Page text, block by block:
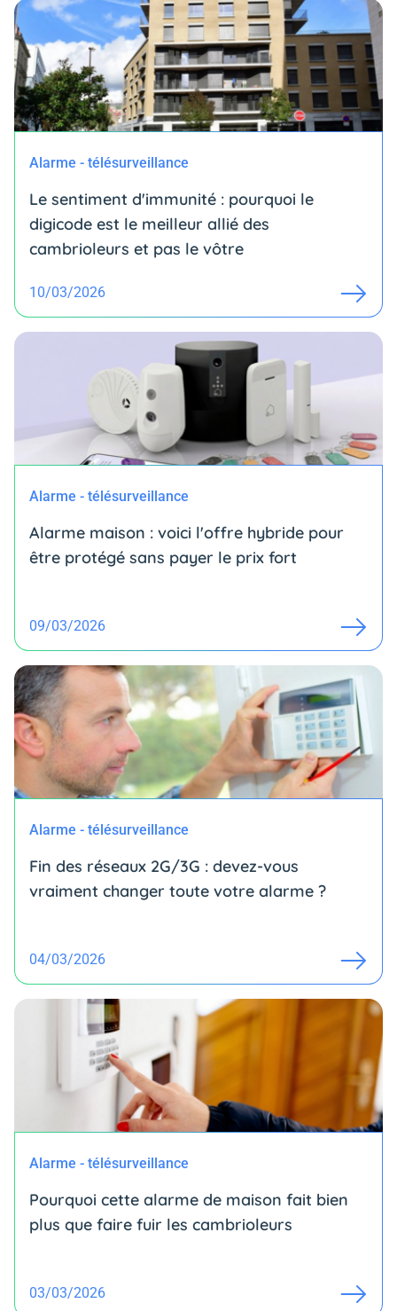
Alarme - télésurveillance
Le sentiment d'immunité : pourquoi le
digicode est le meilleur allié des
cambrioleurs et pas le vôtre
10/03/2026
Alarme - télésurveillance
Alarme maison : voici l'offre hybride pour
être protégé sans payer le prix fort
09/03/2026
Alarme - télésurveillance
Fin des réseaux 2G/3G : devez-vous
vraiment changer toute votre alarme ?
04/03/2026
Alarme - télésurveillance
Pourquoi cette alarme de maison fait bien
plus que faire fuir les cambrioleurs
03/03/2026